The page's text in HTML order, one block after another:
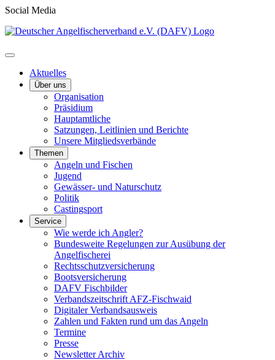
Social Media
Aktuelles
Über uns
Organisation
Präsidium
Hauptamtliche
Satzungen, Leitlinien und Berichte
Unsere Mitgliedsverbände
Themen
Angeln und Fischen
Jugend
Gewässer- und Naturschutz
Politik
Castingsport
Service
Wie werde ich Angler?
Bundesweite Regelungen zur Ausübung der
Angelfischerei
Rechtsschutzversicherung
Bootsversicherung
DAFV Fischbilder
Verbandszeitschrift AFZ-Fischwaid
Digitaler Verbandsausweis
Zahlen und Fakten rund um das Angeln
Termine
Presse
Newsletter Archiv